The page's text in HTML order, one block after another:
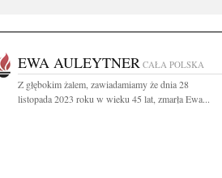
EWA AULEYTNER CAŁA POLSKA
Z głębokim żalem, zawiadamiamy że dnia 28
listopada 2023 roku w wieku 45 lat, zmarła Ewa...